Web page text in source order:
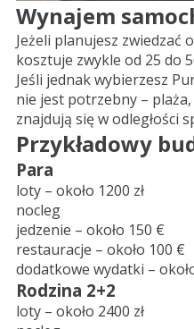
Wynajem
Jeżeli planujesz zwiedzać
kosztuje zwykle od 25 do
Jeśli jednak wybierzesz
nie jest potrzebny –
znajdują się w odległości
Przykładowy
Para
loty – około 1200 zł
nocleg
jedzenie – około 150 €
restauracje – około 100 €
dodatkowe wydatki –
Rodzina 2+2
loty – około 2400 zł